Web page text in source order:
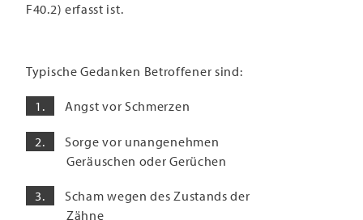
F40.2) erfasst ist.
Typische Gedanken Betroffener sind:
Angst vor Schmerzen
Sorge vor unangenehmen
Geräuschen oder Gerüchen
Scham wegen des Zustands der
Zähne